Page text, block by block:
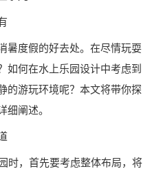
暑度假的好去处。在尽情玩耍
如何在水上乐园设计中考虑到
的游玩环境呢？本文将带你探
细阐述。
时，首先要考虑整体布局，将